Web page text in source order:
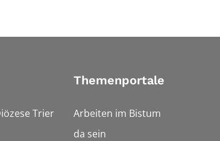
Trier
Themenportale
Arbeiten im Bistum
da sein